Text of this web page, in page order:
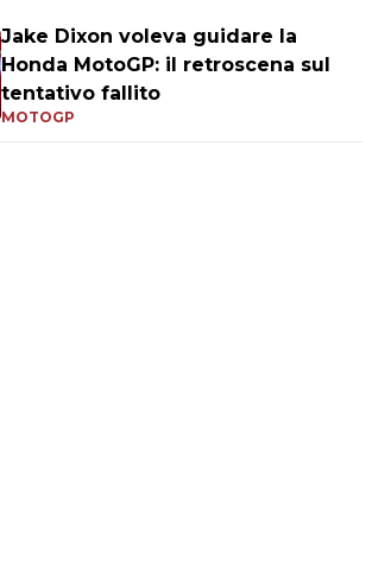
Jake Dixon voleva guidare la
Honda MotoGP: il retroscena sul
tentativo fallito
MOTOGP